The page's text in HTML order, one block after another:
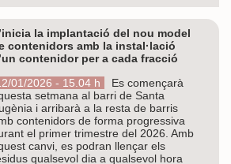
la implantació del nou model
contenidors amb la instal·lació
contenidor per a cada fracció
01/2026 - 15.04 h
Es començarà
setmana al barri de Santa
i arribarà a la resta de barris
contenidors de forma progressiva
el primer trimestre del 2026. Amb
canvi, es podran llençar els
qualsevol dia a qualsevol hora